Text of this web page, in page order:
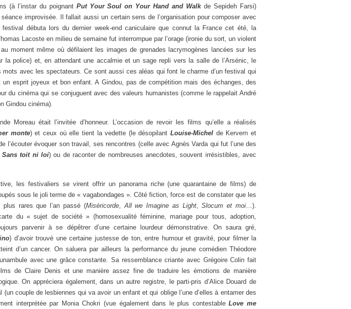
(à l’instar du poignant Put Your Soul on Your Hand and Walkde Sepideh Farsi)
séance improvisée. Il fallait aussi un certain sens de l’organisation pour composer avec
débuta lors du dernier week-end caniculaire que connut la France cet été, la
Lacoste en milieu de semaine fut interrompue par l’orage (ironie du sort, un violent
moment même où défilaient les images de grenades lacrymogènes lancées sur les
la police) et, en attendant une accalmie et un sage repli vers la salle de l’Arsénic, le
mots avec les spectateurs. Ce sont aussi ces aléas qui font le charme d’un festival qui
esprit joyeux et bon enfant. A Gindou, pas de compétition mais des échanges, des
du cinéma qui se conjuguent avec des valeurs humanistes (comme le rappelait André
Gindou cinéma).
Moreau était l’invitée d’honneur. L’occasion de revoir les films qu’elle a réalisés
monte) et ceux où elle tient la vedette (le désopilantLouise-Michel de Kervern et
l’écouter évoquer son travail, ses rencontres (celle avec Agnès Varda qui fut l’une des
Sans toit ni loi) ou de raconter de nombreuses anecdotes, souvent irrésistibles, avec
les festivaliers se virent offrir un panorama riche (une quarantaine de films) de
sous le joli terme de « vagabondages ». Côté fiction, force est de constater que les
rares que l’an passé (Miséricorde,All we Imagine as Light,Slocum et moi…).
du « sujet de société » (homosexualité féminine, mariage pour tous, adoption,
parvenir à se dépêtrer d’une certaine lourdeur démonstrative. On saura gré,
) d’avoir trouvé une certaine justesse de ton, entre humour et gravité, pour filmer la
d’un cancer. On saluera par ailleurs la performance du jeune comédien Théodore
avec une grâce constante. Sa ressemblance criante avec Grégoire Colin fait
de Claire Denis et une manière assez fine de traduire les émotions de manière
On appréciera également, dans un autre registre, le parti-pris d’Alice Douard de
(un couple de lesbiennes qui va avoir un enfant et qui oblige l’une d’elles à entamer des
interprétée par Monia Chokri (vue également dans le plus contestableLove me